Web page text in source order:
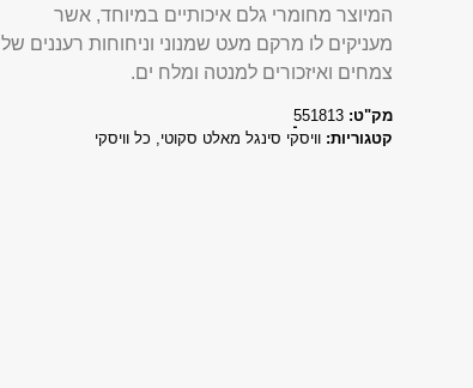
המיוצר מחומרי גלם איכותיים במיוחד, אשר
מעניקים לו מרקם מעט שמנוני וניחוחות רעננים של
צמחים ואיזכורים למנטה ומלח ים.
מק"ט:551813
קטגוריות: וויסקי סינגל מאלט סקוטי, כל וויסקי